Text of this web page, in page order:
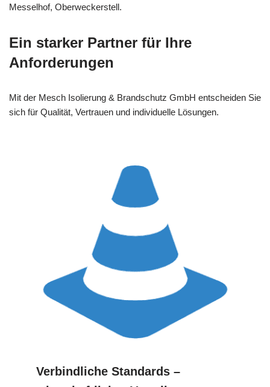
Messelhof, Oberweckerstell.
Ein starker Partner für Ihre
Anforderungen
Mit der Mesch Isolierung & Brandschutz GmbH entscheiden Sie
sich für Qualität, Vertrauen und individuelle Lösungen.
Verbindliche Standards –